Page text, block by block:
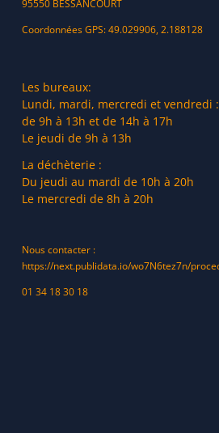
95550 BESSANCOURT
Coordonnées GPS: 49.029906, 2.188128
Les bureaux:
Lundi, mardi, mercredi et vendredi :
de 9h à 13h et de 14h à 17h
Le jeudi de 9h à 13h
La déchèterie :
Du jeudi au mardi de 10h à 20h
Le mercredi de 8h à 20h
Nous contacter :
https://next.publidata.io/wo7N6tez7n/
01 34 18 30 18